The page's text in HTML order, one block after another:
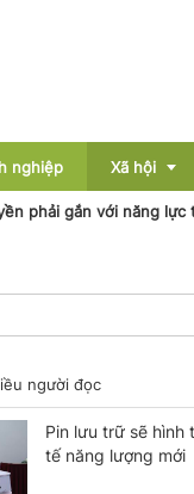
nghiệp Xã hội
với năng lực thực thi
người đọc
Pin lưu trữ sẽ hình
tế năng lượng mới